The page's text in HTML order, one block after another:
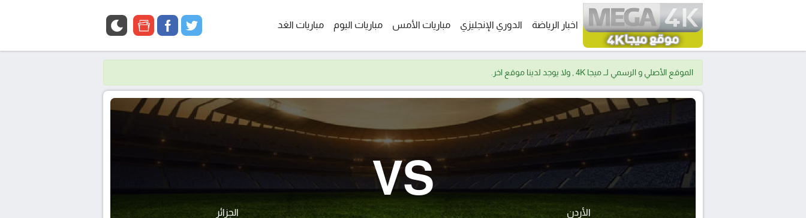
اخبار الرياضة الدوري الإنجليزي مباريات الأمس مباريات اليوم مباريات الغد twitter
facebook
google
الموقع الأصلي و الرسمي لــ ميجا 4K , ولا يوجد لدينا موقع اخر.
الأردن
VS
الجزائر